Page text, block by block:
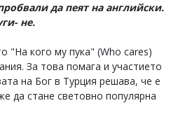
да пеят на английски.
не.
"На кого му пука" (Who cares)
За това помага и участието
на Бог в Турция решава, че е
да стане световно популярна